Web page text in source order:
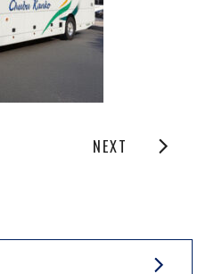
NEXT